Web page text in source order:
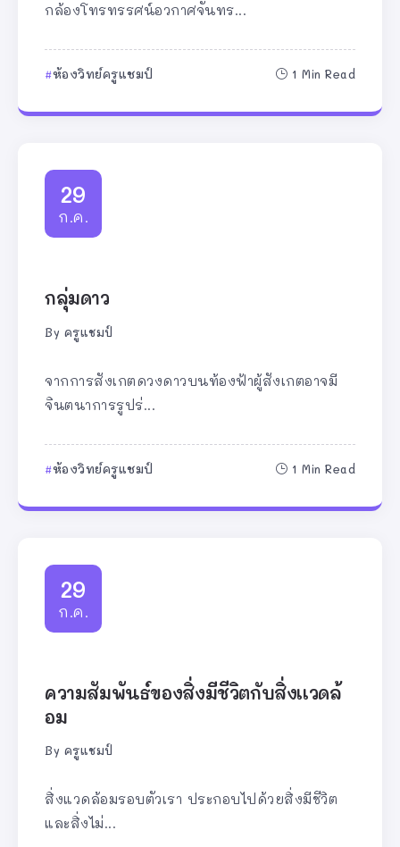
กล้องโทรทรรศน์อวกาศจันทร...
ห้องวิทย์ครูแชมป์ 1 Min Read
29
ก.ค.
กลุ่มดาว
By ครูแชมป์
จากการสังเกตดวงดาวบนท้องฟ้าผู้สังเกตอาจมี
จินตนาการรูปร่...
ห้องวิทย์ครูแชมป์ 1 Min Read
29
ก.ค.
ความสัมพันธ์ของสิ่งมีชีวิตกับสิ่งเเวดล้
อม
By ครูแชมป์
สิ่งแวดล้อมรอบตัวเรา ประกอบไปด้วยสิ่งมีชีวิต
และสิ่งไม่...